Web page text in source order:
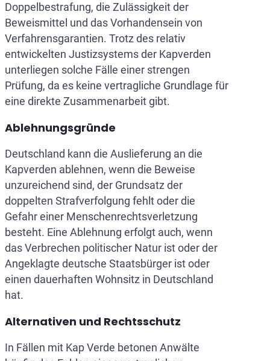
Doppelbestrafung, die Zulässigkeit der
Beweismittel und das Vorhandensein von
Verfahrensgarantien. Trotz des relativ
entwickelten Justizsystems der Kapverden
unterliegen solche Fälle einer strengen
Prüfung, da es keine vertragliche Grundlage für
eine direkte Zusammenarbeit gibt.
Ablehnungsgründe
Deutschland kann die Auslieferung an die
Kapverden ablehnen, wenn die Beweise
unzureichend sind, der Grundsatz der
doppelten Strafverfolgung fehlt oder die
Gefahr einer Menschenrechtsverletzung
besteht. Eine Ablehnung erfolgt auch, wenn
das Verbrechen politischer Natur ist oder der
Angeklagte deutsche Staatsbürger ist oder
einen dauerhaften Wohnsitz in Deutschland
hat.
Alternativen und Rechtsschutz
In Fällen mit Kap Verde betonen Anwälte